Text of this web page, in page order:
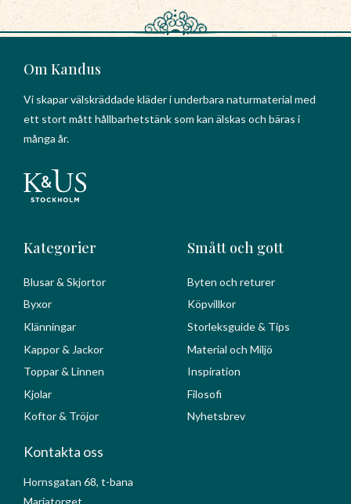
Om Kandus
Vi skapar välskräddade kläder i underbara naturmaterial med
ett stort mått hållbarhetstänk som kan älskas och bäras i
många år.
Kategorier
Blusar & Skjortor
Byxor
Klänningar
Kappor & Jackor
Toppar & Linnen
Kjolar
Koftor & Tröjor
Smått och gott
Byten och returer
Köpvillkor
Storleksguide & Tips
Material och Miljö
Inspiration
Filosofi
Nyhetsbrev
Kontakta oss
Hornsgatan 68, t-bana